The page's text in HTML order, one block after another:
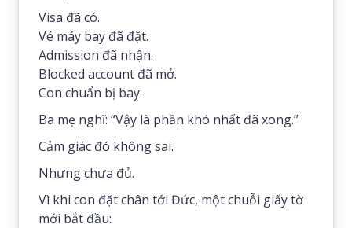
Visa đã có.
Vé máy bay đã đặt.
Admission đã nhận.
Blocked account đã mở.
Con chuẩn bị bay.
Ba mẹ nghĩ: “Vậy là phần khó nhất đã xong.”
Cảm giác đó không sai.
Nhưng chưa đủ.
Vì khi con đặt chân tới Đức, một chuỗi giấy tờ
mới bắt đầu: